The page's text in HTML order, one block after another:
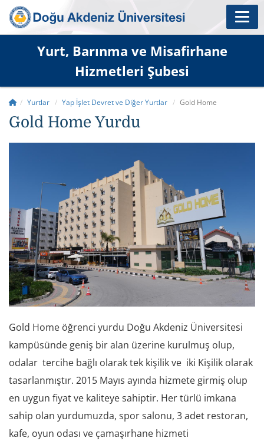
Yurt, Barınma ve Misafirhane
Hizmetleri Şubesi
Yurtlar Yap İşlet Devret ve Diğer Yurtlar Gold Home
Gold Home Yurdu
Gold Home öğrenci yurdu Doğu Akdeniz Üniversitesi
kampüsünde geniş bir alan üzerine kurulmuş olup,
odalar tercihe bağlı olarak tek kişilik ve iki Kişilik olarak
tasarlanmıştır. 2015 Mayıs ayında hizmete girmiş olup
en uygun fiyat ve kaliteye sahiptir. Her türlü imkana
sahip olan yurdumuzda, spor salonu, 3 adet restoran,
kafe, oyun odası ve çamaşırhane hizmeti